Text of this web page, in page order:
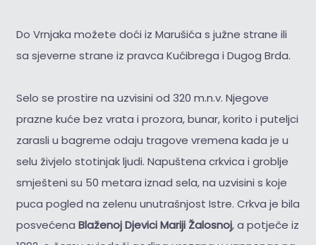
Do Vrnjaka možete doći iz Marušića s južne strane ili
sa sjeverne strane iz pravca Kućibrega i Dugog Brda.
Selo se prostire na uzvisini od 320 m.n.v. Njegove
prazne kuće bez vrata i prozora, bunar, korito i puteljci
zarasli u bagreme odaju tragove vremena kada je u
selu živjelo stotinjak ljudi. Napuštena crkvica i groblje
smješteni su 50 metara iznad sela, na uzvisini s koje
puca pogled na zelenu unutrašnjost Istre. Crkva je bila
posvećena Blaženoj Djevici Mariji Žalosnoj, a potječe iz